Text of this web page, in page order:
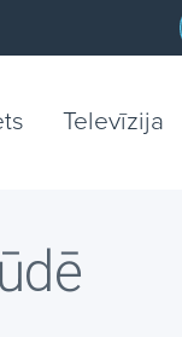
Televīzija